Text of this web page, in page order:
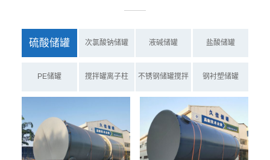
硫酸储罐 次氯酸钠储罐 液碱储罐 盐酸储罐
PE储罐 搅拌罐离子柱 不锈钢储罐搅拌 钢衬塑储罐